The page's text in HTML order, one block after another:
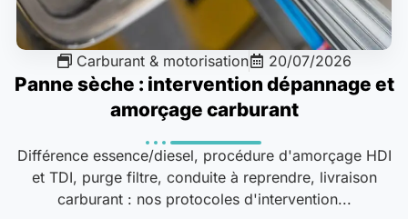
Carburant & motorisation 20/07/2026
Panne sèche : intervention dépannage et
amorçage carburant
Différence essence/diesel, procédure d'amorçage HDI
et TDI, purge filtre, conduite à reprendre, livraison
carburant : nos protocoles d'intervention...